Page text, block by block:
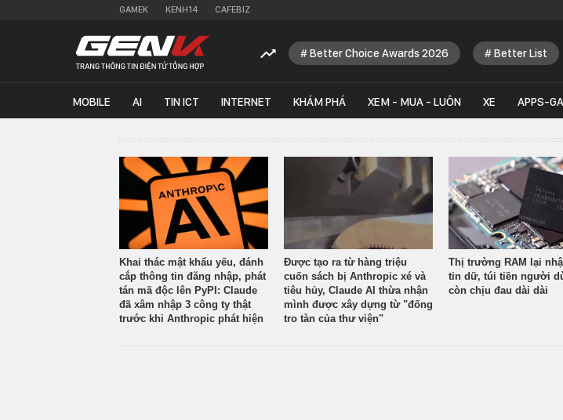
GAMEK KENH14 CAFEBIZ
Better Choice Awards 2026 Better List
MOBILE AI TIN ICT INTERNET KHÁM PHÁ XEM - MUA - LUÔN XE APPS-
Khai thác mật khẩu yếu, đánh
cắp thông tin đăng nhập, phát
tán mã độc lên PyPI: Claude
đã xâm nhập 3 công ty thật
trước khi Anthropic phát hiện
Được tạo ra từ hàng triệu
cuốn sách bị Anthropic xé và
tiêu hủy, Claude AI thừa nhận
mình được xây dựng từ "đống
tro tàn của thư viện"
Thị trường RAM lại
tin dữ, túi tiền người
còn chịu đau dài dài